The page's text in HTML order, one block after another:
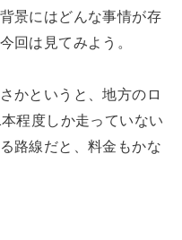
景にはどんな事情が存
回は見てみよう。
かというと、地方のロ
程度しか走っていない
路線だと、料金もかな